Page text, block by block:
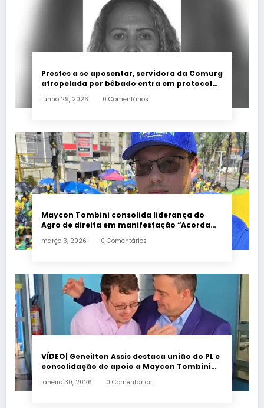
Prestes a se aposentar, servidora da Comurg
atropelada por bêbado entra em protocolo
junho 29, 2026 0 Comentários
Maycon Tombini consolida liderança do
Agro de direita em manifestação “Acorda
março 3, 2026 0 Comentários
VÍDEO| Geneilton Assis destaca união do PL e
consolidação de apoio a Maycon Tombini
janeiro 30, 2026 0 Comentários